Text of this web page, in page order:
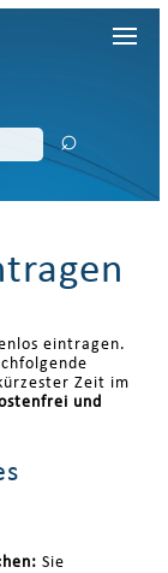
eintragen.
Zeit im
und
Sie